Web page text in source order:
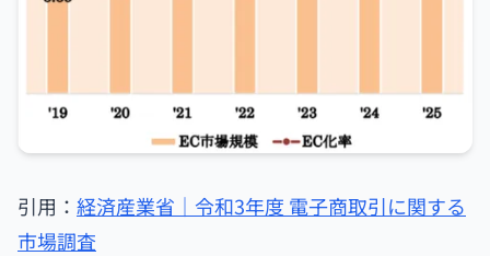
引用： 経済産業省｜令和3年度 電子商取引に関する
市場調査